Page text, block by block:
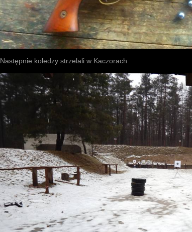
Następnie koledzy strzelali w Kaczorach